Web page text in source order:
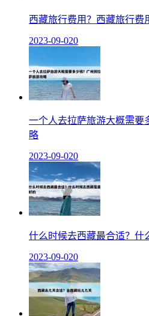
西藏旅行费用？西藏旅行费
2023-09-020
一个人去拉萨旅游大概需要
略
2023-09-020
什么时候去西藏最合适？什
2023-09-020